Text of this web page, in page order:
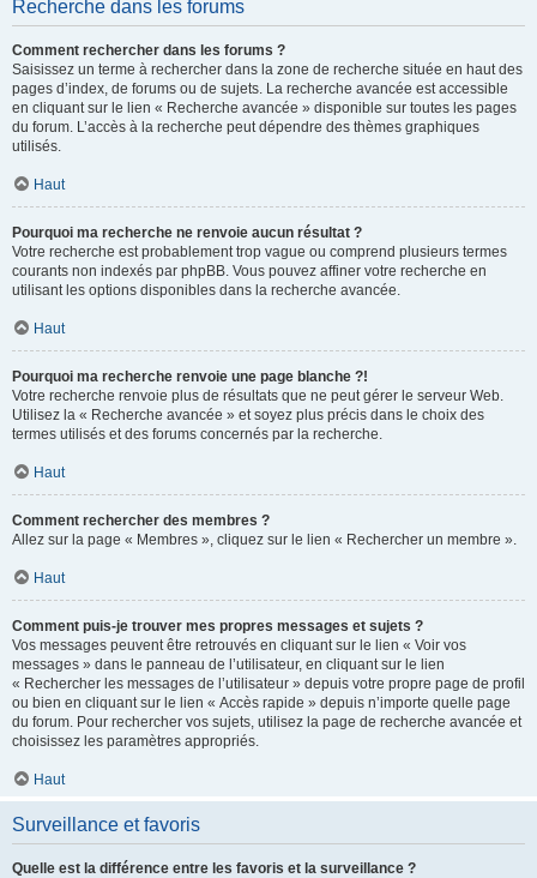
Recherche dans les forums
Comment rechercher dans les forums ?
Saisissez un terme à rechercher dans la zone de recherche située en haut des
pages d’index, de forums ou de sujets. La recherche avancée est accessible
en cliquant sur le lien « Recherche avancée » disponible sur toutes les pages
du forum. L’accès à la recherche peut dépendre des thèmes graphiques
utilisés.
Haut
Pourquoi ma recherche ne renvoie aucun résultat ?
Votre recherche est probablement trop vague ou comprend plusieurs termes
courants non indexés par phpBB. Vous pouvez affiner votre recherche en
utilisant les options disponibles dans la recherche avancée.
Haut
Pourquoi ma recherche renvoie une page blanche ?!
Votre recherche renvoie plus de résultats que ne peut gérer le serveur Web.
Utilisez la « Recherche avancée » et soyez plus précis dans le choix des
termes utilisés et des forums concernés par la recherche.
Haut
Comment rechercher des membres ?
Allez sur la page « Membres », cliquez sur le lien « Rechercher un membre ».
Haut
Comment puis-je trouver mes propres messages et sujets ?
Vos messages peuvent être retrouvés en cliquant sur le lien « Voir vos
messages » dans le panneau de l’utilisateur, en cliquant sur le lien
« Rechercher les messages de l’utilisateur » depuis votre propre page de profil
ou bien en cliquant sur le lien « Accès rapide » depuis n’importe quelle page
du forum. Pour rechercher vos sujets, utilisez la page de recherche avancée et
choisissez les paramètres appropriés.
Haut
Surveillance et favoris
Quelle est la différence entre les favoris et la surveillance ?